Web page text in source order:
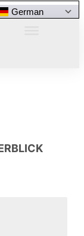
German